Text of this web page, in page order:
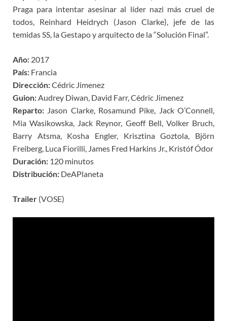
Praga para intentar asesinar al líder nazi más cruel de
todos, Reinhard Heidrych (Jason Clarke), jefe de las
temidas SS, la Gestapo y arquitecto de la “Solución Final”.
Año: 2017
País: Francia
Dirección:Cédric Jimenez
Guion:Audrey Diwan, David Farr, Cédric Jimenez
Reparto: Jason Clarke, Rosamund Pike, Jack O’Connell,
Mia Wasikowska, Jack Reynor, Geoff Bell, Volker Bruch,
Barry Atsma, Kosha Engler, Krisztina Goztola, Björn
Freiberg, Luca Fiorilli, James Fred Harkins Jr., Kristóf Ódor
Duración: 120 minutos
Distribución: DeAPlaneta
Trailer (VOSE)